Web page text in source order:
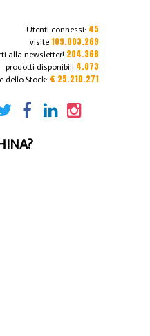
Utenti connessi: 45
visite 109.003.269
alla newsletter! 204.368
prodotti disponibili 4.073
dello Stock: € 25.210.271